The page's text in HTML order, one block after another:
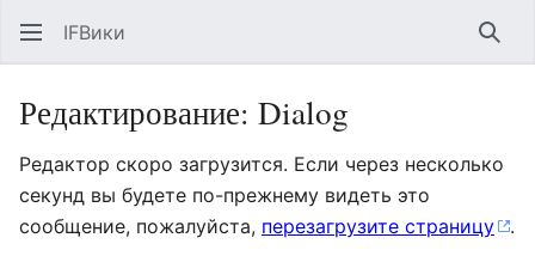
IFВики
Редактирование: Dialog
Редактор скоро загрузится. Если через несколько
секунд вы будете по-прежнему видеть это
сообщение, пожалуйста, перезагрузите страницу .